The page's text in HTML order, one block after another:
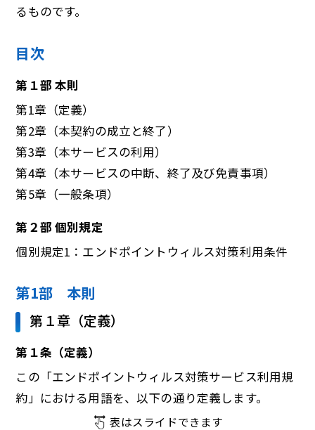
るものです。
目次
第１部 本則
第1章（定義）
第2章（本契約の成立と終了）
第3章（本サービスの利用）
第4章（本サービスの中断、終了及び免責事項）
第5章（一般条項）
第２部 個別規定
個別規定1：エンドポイントウィルス対策利用条件
第1部 本則
第１章（定義）
第１条（定義）
この「エンドポイントウィルス対策サービス利用規
約」における用語を、以下の通り定義します。
表はスライドできます